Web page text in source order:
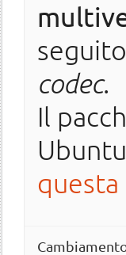
codec.
Il
questa